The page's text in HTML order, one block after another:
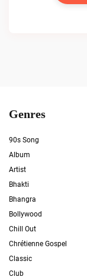
Genres
90s Song
Album
Artist
Bhakti
Bhangra
Bollywood
Chill Out
Chrétienne Gospel
Classic
Club